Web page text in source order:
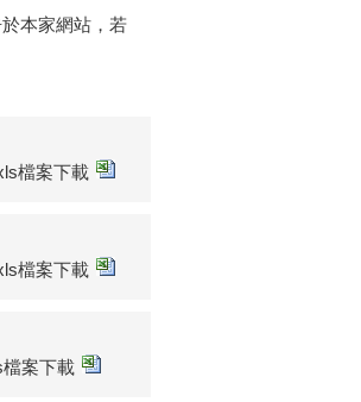
本家網站，若
檔案下載
檔案下載
案下載